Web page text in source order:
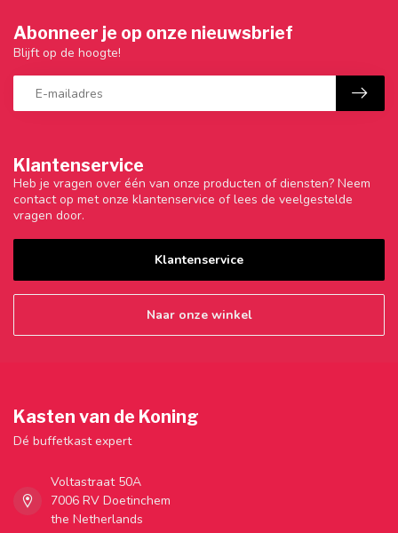
Klantenservice
Heb je vragen over één van onze producten of diensten? Neem
contact op met onze klantenservice of lees de veelgestelde
vragen door.
Klantenservice
Naar onze winkel
Abonneer je op onze nieuwsbrief
Blijft op de hoogte!
Kasten van de Koning
Dé buffetkast expert
Voltastraat 50A
7006 RV Doetinchem
the Netherlands